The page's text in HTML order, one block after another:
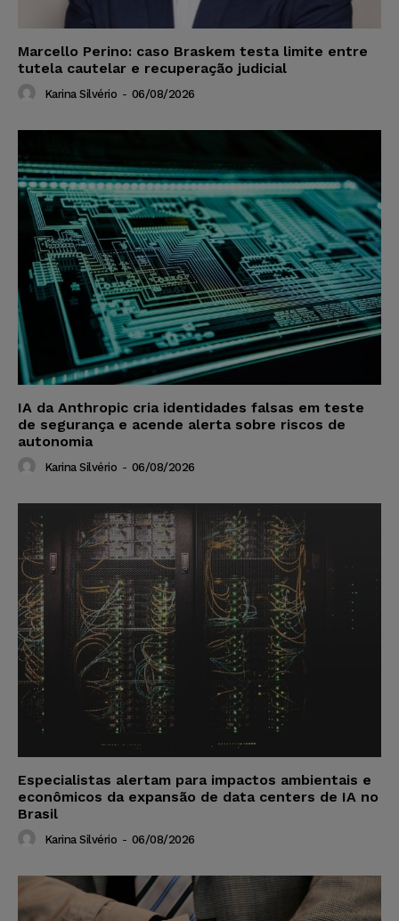
Marcello Perino: caso Braskem testa limite entre
tutela cautelar e recuperação judicial
Karina Silvério - 06/08/2026
IA da Anthropic cria identidades falsas em teste
de segurança e acende alerta sobre riscos de
autonomia
Karina Silvério - 06/08/2026
Especialistas alertam para impactos ambientais e
econômicos da expansão de data centers de IA no
Brasil
Karina Silvério - 06/08/2026